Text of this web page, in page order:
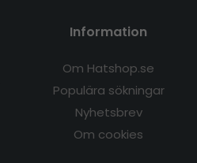
Information
Om Hatshop.se
Populära sökningar
Nyhetsbrev
Om cookies